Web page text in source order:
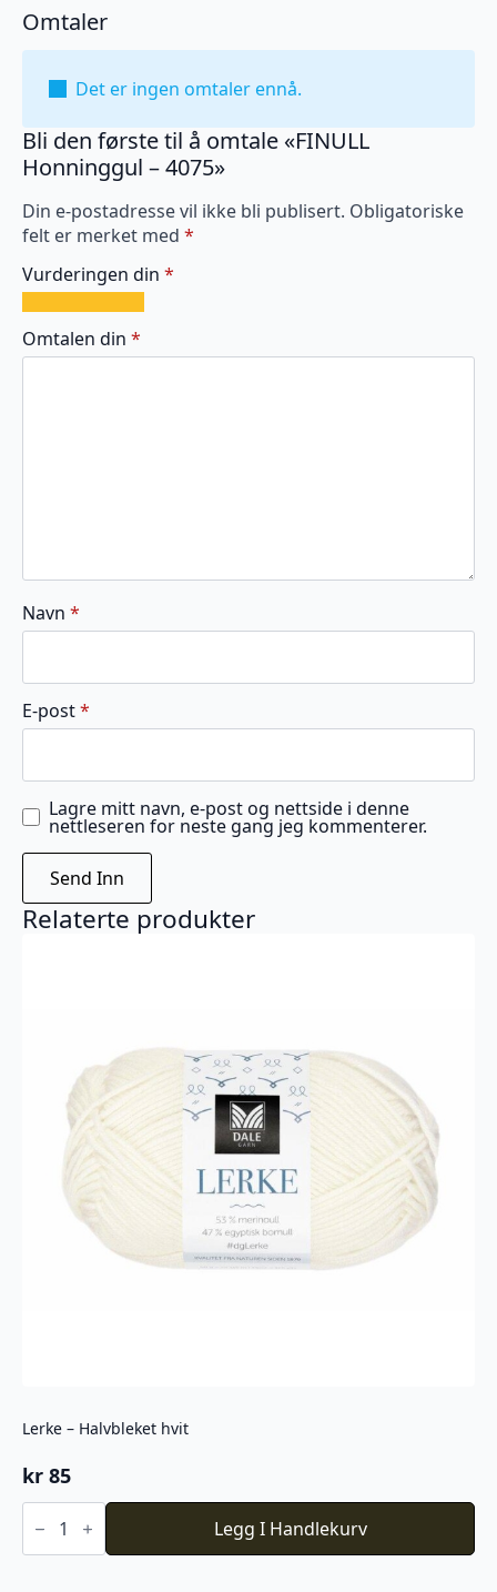
Omtaler
Det er ingen omtaler ennå.
Bli den første til å omtale «FINULL
Honninggul – 4075»
Din e-postadresse vil ikke bli publisert. Obligatoriske
felt er merket med *
Vurderingen din *
av
5
av
5
av
5
av
5
av
5
Omtalen din *
Navn *
E-post*
Lagre mitt navn, e-post og nettside i denne
nettleseren for neste gang jeg kommenterer.
Relaterte produkter
Lerke – Halvbleket hvit
kr 85
Lerke
Halvbleket
hvit
Legg I Handlekurv